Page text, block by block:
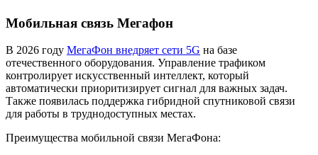
Мобильная связь Мегафон
В 2026 году МегаФон внедряет сети 5G на базе
отечественного оборудования. Управление трафиком
контролирует искусственный интеллект, который
автоматически приоритизирует сигнал для важных задач.
Также появилась поддержка гибридной спутниковой связи
для работы в труднодоступных местах.
Преимущества мобильной связи МегаФона: